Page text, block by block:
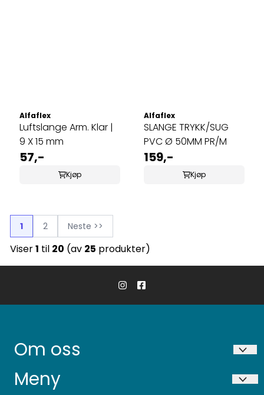
Alfaflex
Luftslange Arm. Klar |
9 X 15 mm
57,-
Kjøp
Alfaflex
SLANGE TRYKK/SUG
PVC Ø 50MM PR/M
159,-
Kjøp
1 2 Neste >>
Viser1 til 20 (av 25 produkter)
Om oss
Niigata AS
Ekservegen 36
Meny